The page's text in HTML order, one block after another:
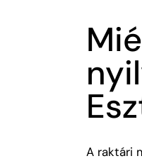
A raktári